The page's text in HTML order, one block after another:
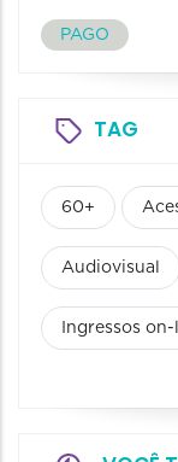
PAGO
TAG
60+
Audiovisual
Ingressos